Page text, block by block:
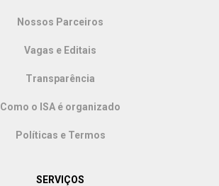
Nossos Parceiros
Vagas e Editais
Transparência
Como o ISA é organizado
Políticas e Termos
SERVIÇOS